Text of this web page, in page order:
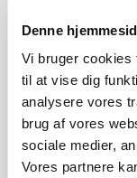
Denne
Vi bruger cookies
til at vise dig
analysere vores
brug af vores
sociale medier,
Vores partnere
Forserie til